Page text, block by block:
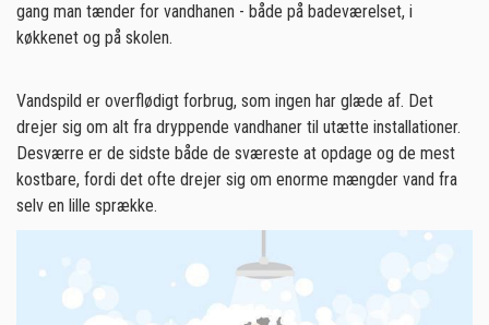
gang man tænder for vandhanen - både på badeværelset, i
køkkenet og på skolen.
Vandspild er overflødigt forbrug, som ingen har glæde af. Det
drejer sig om alt fra dryppende vandhaner til utætte installationer.
Desværre er de sidste både de sværeste at opdage og de mest
kostbare, fordi det ofte drejer sig om enorme mængder vand fra
selv en lille sprække.